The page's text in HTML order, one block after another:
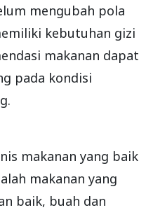
mengubah pola
kebutuhan gizi
makanan dapat
pada kondisi
makanan yang baik
makanan yang
baik, buah dan